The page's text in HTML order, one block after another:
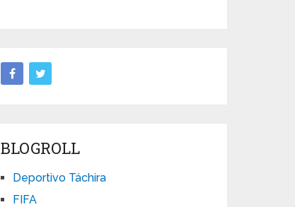
BLOGROLL
Deportivo Táchira
FIFA